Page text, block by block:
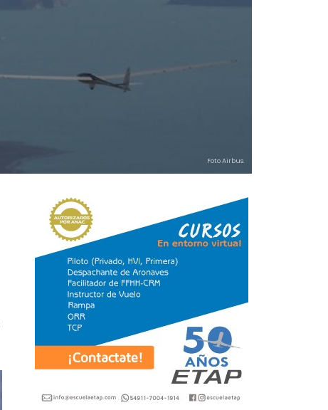
Foto Airbus.